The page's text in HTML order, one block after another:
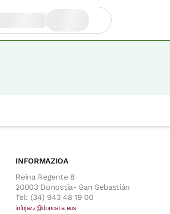
INFORMAZIOA
Reina Regente 8
20003 Donostia- San Sebastián
Tel: (34) 943 48 19 00
infojazz@donostia.eus